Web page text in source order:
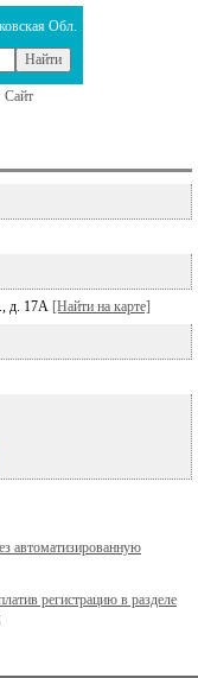
Обл.
Сайт
д. 17А [Найти на карте]
автоматизированную
регистрацию в разделе